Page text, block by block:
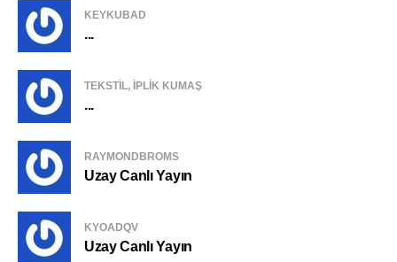
KEYKUBAD
...
TEKSTIL, IPLIK KUMAŞ
...
RAYMONDBROMS
Uzay Canlı Yayın
KYOADQV
Uzay Canlı Yayın